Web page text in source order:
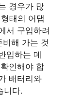
경우가 많
태의 어댑
서 구입하려
해 가는 것
입하는 데
인해야 합
배터리와
니다.